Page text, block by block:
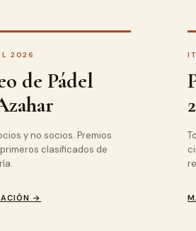
2026
de Pádel
y no socios. Premios
clasificados de
→